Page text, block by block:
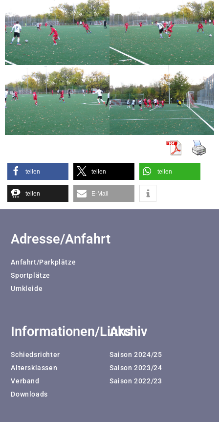
teilen teilen teilen
teilen E-Mail
Adresse/Anfahrt
Anfahrt/Parkplätze
Sportplätze
Umkleide
Informationen/Links
Schiedsrichter
Altersklassen
Verband
Downloads
Archiv
Saison 2024/25
Saison 2023/24
Saison 2022/23